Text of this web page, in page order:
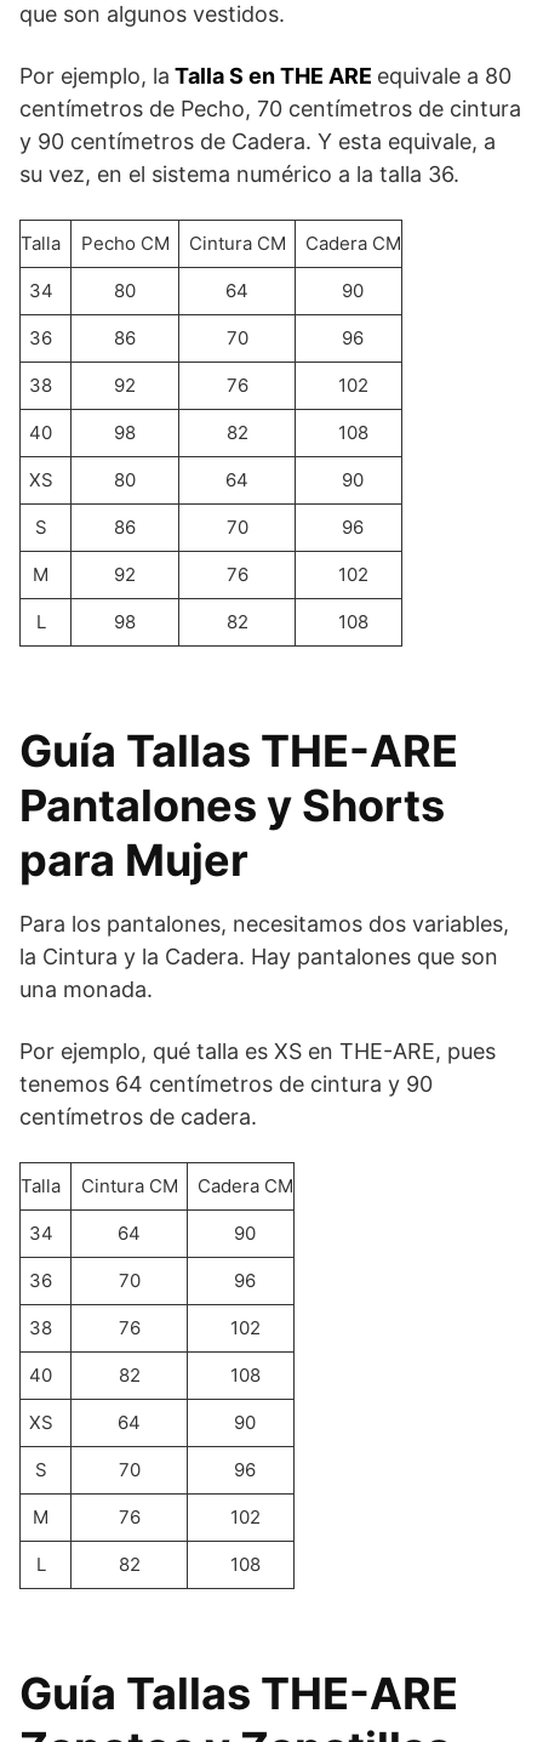
que son algunos vestidos.
Por ejemplo, la Talla S en THE ARE equivale a 80
centímetros de Pecho, 70 centímetros de cintura
y 90 centímetros de Cadera. Y esta equivale, a
su vez, en el sistema numérico a la talla 36.
Talla Pecho CM Cintura CM Cadera CM
34 80 64 90
36 86 70 96
38 92 76 102
40 98 82 108
XS 80 64 90
S 86 70 96
M 92 76 102
L 98 82 108
Guía Tallas THE-ARE
Pantalones y Shorts
para Mujer
Para los pantalones, necesitamos dos variables,
la Cintura y la Cadera. Hay pantalones que son
una monada.
Por ejemplo, qué talla es XS en THE-ARE, pues
tenemos 64 centímetros de cintura y 90
centímetros de cadera.
Talla Cintura CM Cadera CM
34 64 90
36 70 96
38 76 102
40 82 108
XS 64 90
S 70 96
M 76 102
L 82 108
Guía Tallas THE-ARE